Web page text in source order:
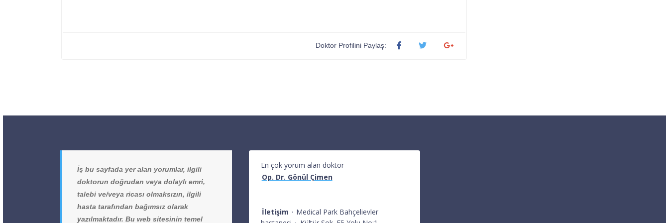
Doktor Profilini Paylaş:
İş bu sayfada yer alan yorumlar, ilgili
doktorun doğrudan veya dolaylı emri,
talebi ve/veya ricası olmaksızın, ilgili
hasta tarafından bağımsız olarak
yazılmaktadır. Bu web sitesinin temel
En çok yorum alan doktor
Op. Dr. Gönül Çimen
İletişim · Medical Park Bahçelievler